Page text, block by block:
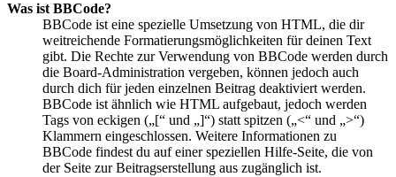
Was ist BBCode?
BBCode ist eine spezielle Umsetzung von HTML, die dir
weitreichende Formatierungsmöglichkeiten für deinen Text
gibt. Die Rechte zur Verwendung von BBCode werden durch
die Board-Administration vergeben, können jedoch auch
durch dich für jeden einzelnen Beitrag deaktiviert werden.
BBCode ist ähnlich wie HTML aufgebaut, jedoch werden
Tags von eckigen („[“ und „]“) statt spitzen („<“ und „>“)
Klammern eingeschlossen. Weitere Informationen zu
BBCode findest du auf einer speziellen Hilfe-Seite, die von
der Seite zur Beitragserstellung aus zugänglich ist.